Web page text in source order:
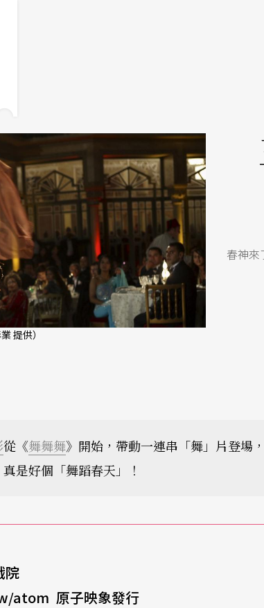
提供）
春神來
從《舞舞舞》開始，帶動一連串「舞」片登場
是好個「舞蹈春天」！
院
atom 原子映象發行